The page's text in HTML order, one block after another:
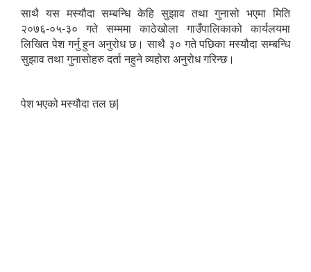
साथै यस मस्यौदा सम्बन्धि केहि सुझाव तथा गुनासो भएमा मिति
२०७६-०५-३० गते सम्ममा काठेखोला गाउँपालिकाको कार्यलयमा
लिखित पेश गर्नु हुन अनुरोध छ। साथै ३० गते पछिका मस्यौदा सम्बन्धि
सुझाव तथा गुनासोहरु दर्ता नहुने व्यहोरा अनुरोध गरिन्छ।
पेश भएको मस्यौदा तल छ|